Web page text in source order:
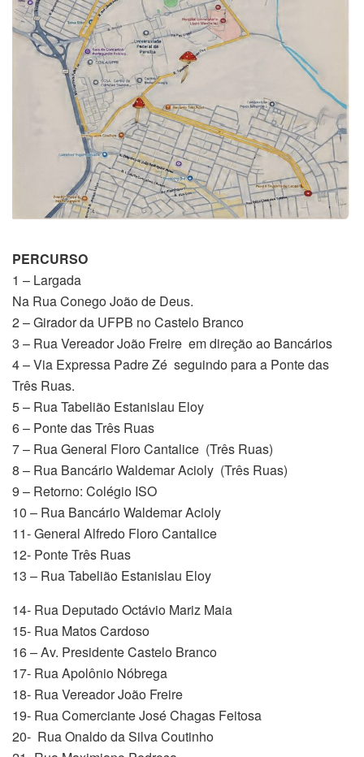
PERCURSO
1 – Largada
Na Rua Conego João de Deus.
2 – Girador da UFPB no Castelo Branco
3 – Rua Vereador João Freire em direção ao Bancários
4 – Via Expressa Padre Zé seguindo para a Ponte das
Três Ruas.
5 – Rua Tabelião Estanislau Eloy
6 – Ponte das Três Ruas
7 – Rua General Floro Cantalice (Três Ruas)
8 – Rua Bancário Waldemar Acioly (Três Ruas)
9 – Retorno: Colégio ISO
10 – Rua Bancário Waldemar Acioly
11- General Alfredo Floro Cantalice
12- Ponte Três Ruas
13 – Rua Tabelião Estanislau Eloy
14- Rua Deputado Octávio Mariz Maia
15- Rua Matos Cardoso
16 – Av. Presidente Castelo Branco
17- Rua Apolônio Nóbrega
18- Rua Vereador João Freire
19- Rua Comerciante José Chagas Feitosa
20- Rua Onaldo da Silva Coutinho